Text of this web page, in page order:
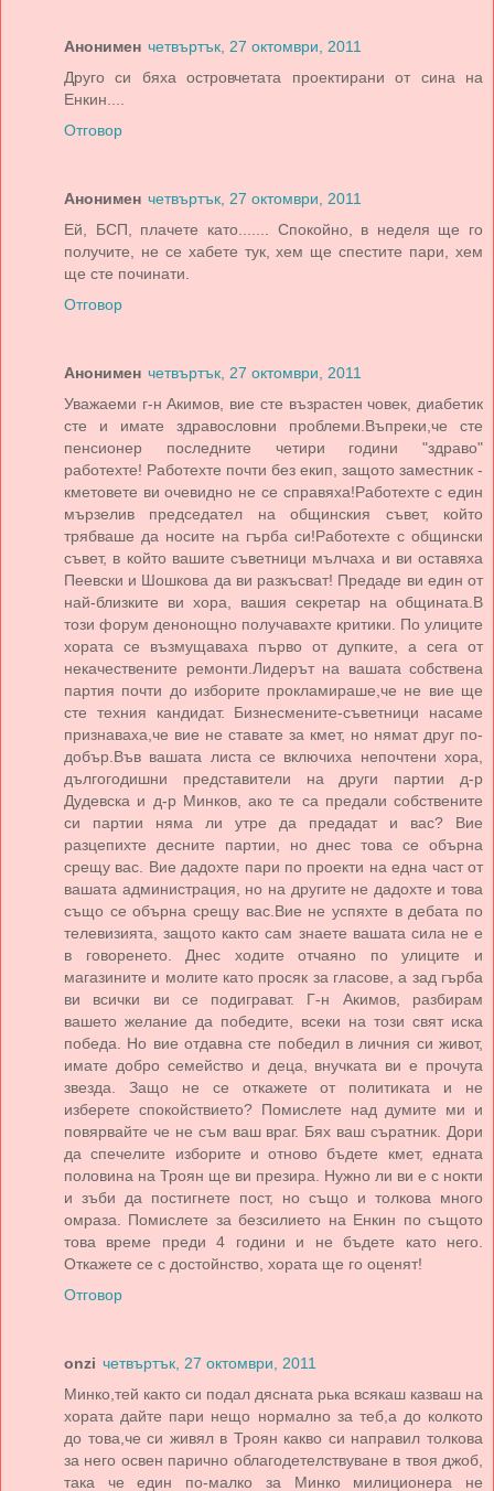
Анонимен четвъртък, 27 октомври, 2011
Друго си бяха островчетата проектирани от сина на
Енкин....
Отговор
Анонимен четвъртък, 27 октомври, 2011
Ей, БСП, плачете като....... Спокойно, в неделя ще го
получите, не се хабете тук, хем ще спестите пари, хем
ще сте починати.
Отговор
Анонимен четвъртък, 27 октомври, 2011
Уважаеми г-н Акимов, вие сте възрастен човек, диабетик
сте и имате здравословни проблеми.Въпреки,че сте
пенсионер последните четири години "здраво"
работехте! Работехте почти без екип, защото заместник -
кметовете ви очевидно не се справяха!Работехте с един
мързелив председател на общинския съвет, който
трябваше да носите на гърба си!Работехте с общински
съвет, в който вашите съветници мълчаха и ви оставяха
Пеевски и Шошкова да ви разкъсват! Предаде ви един от
най-близките ви хора, вашия секретар на общината.В
този форум денонощно получавахте критики. По улиците
хората се възмущаваха първо от дупките, а сега от
некачествените ремонти.Лидерът на вашата собствена
партия почти до изборите прокламираше,че не вие ще
сте техния кандидат. Бизнесмените-съветници насаме
признаваха,че вие не ставате за кмет, но нямат друг по-
добър.Във вашата листа се включиха непочтени хора,
дългогодишни представители на други партии д-р
Дудевска и д-р Минков, ако те са предали собствените
си партии няма ли утре да предадат и вас? Вие
разцепихте десните партии, но днес това се обърна
срещу вас. Вие дадохте пари по проекти на една част от
вашата администрация, но на другите не дадохте и това
също се обърна срещу вас.Вие не успяхте в дебата по
телевизията, защото както сам знаете вашата сила не е
в говоренето. Днес ходите отчаяно по улиците и
магазините и молите като просяк за гласове, а зад гърба
ви всички ви се подиграват. Г-н Акимов, разбирам
вашето желание да победите, всеки на този свят иска
победа. Но вие отдавна сте победил в личния си живот,
имате добро семейство и деца, внучката ви е прочута
звезда. Защо не се откажете от политиката и не
изберете спокойствието? Помислете над думите ми и
повярвайте че не съм ваш враг. Бях ваш съратник. Дори
да спечелите изборите и отново бъдете кмет, едната
половина на Троян ще ви презира. Нужно ли ви е с нокти
и зъби да постигнете пост, но също и толкова много
омраза. Помислете за безсилието на Енкин по същото
това време преди 4 години и не бъдете като него.
Откажете се с достойнство, хората ще го оценят!
Отговор
onzi четвъртък, 27 октомври, 2011
Минко,тей както си подал дясната рька всякаш казваш на
хората дайте пари нещо нормално за теб,а до колкото
до това,че си живял в Троян какво си направил толкова
за него освен парично облагодетелствуване в твоя джоб,
така че един по-малко за Минко милиционера не